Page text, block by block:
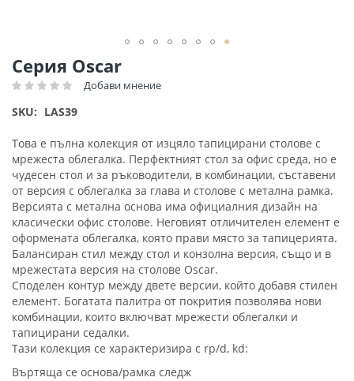
Серия Oscar
Рейтинг: Добави мнение
SKU LAS39
Това е пълна колекция от изцяло тапицирани столове с
мрежеста облегалка. Перфектният стол за офис среда, но е
чудесен стол и за ръководители, в комбинации, съставени
от версия с облегалка за глава и столове с метална рамка.
Версията с метална основа има официалния дизайн на
класически офис столове. Неговият отличителен елемент е
оформената облегалка, която прави място за тапицерията.
Балансиран стил между стол и конзолна версия, също и в
мрежестата версия на столове Oscar.
Споделен контур между двете версии, който добавя стилен
елемент. Богатата палитра от покрития позволява нови
комбинации, които включват мрежести облегалки и
тапицирани седалки.
Тази колекция се характеризира с rp/d, kd:
Въртяща се основа/рамка следж
Преминете
към
началото
на
със
снимки